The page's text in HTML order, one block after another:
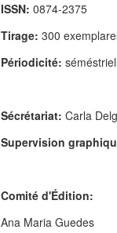
ISSN: 0874-2375
Tirage: 300
Périodicité:
Sécrétariat: Carla
Supervision
Comité d'Édition:
Ana Maria Guedes